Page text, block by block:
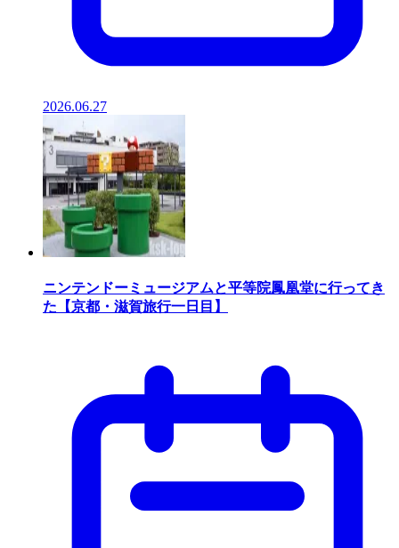
2026.06.27
ニンテンドーミュージアムと平等院鳳凰堂に行ってき
た【京都・滋賀旅行一日目】